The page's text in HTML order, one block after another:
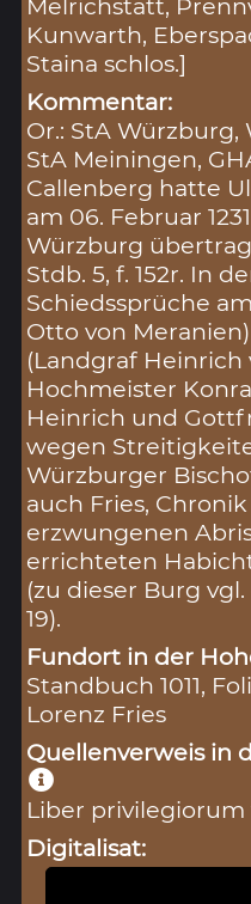
Kunwarth,
Staina schlos.]
Kommentar:
Or.: StA Würzburg,
StA Meiningen,
Callenberg hatte
am 06. Februar
Würzburg
Stdb. 5, f. 152r. In
Schiedssprüche
Otto von
(Landgraf Heinrich
Hochmeister
Heinrich und
wegen
Würzburger
auch Fries, Chronik
erzwungenen
errichteten
(zu dieser Burg
19).
Fundort in der
Standbuch 1011,
Lorenz Fries
Quellenverweis in
Liber privilegiorum
Digitalisat: